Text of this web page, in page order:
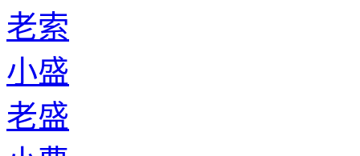
老索
小盛
老盛